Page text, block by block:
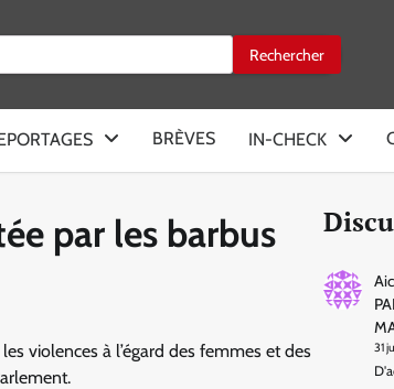
BRÈVES IN-CHECK
par les barbus
violences à l’égard des femmes et des
31